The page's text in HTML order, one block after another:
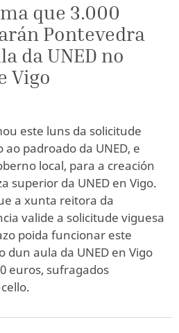
que 3.000
Pontevedra
da UNED no
Vigo
este luns da solicitude
padroado da UNED, e
local, para a creación
superior da UNED en Vigo.
a xunta reitora da
valide a solicitude viguesa
poida funcionar este
dun aula da UNED en Vigo
euros, sufragados